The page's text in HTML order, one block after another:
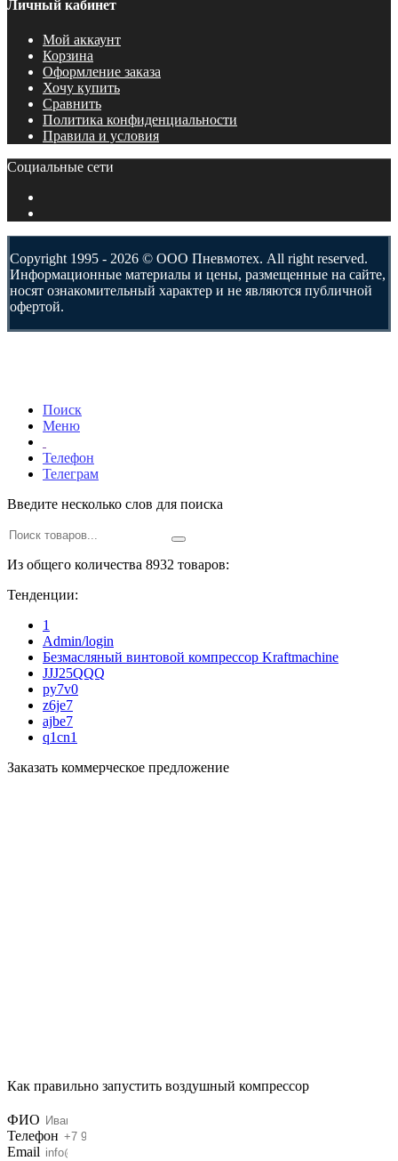
Личный кабинет
Мой аккаунт
Корзина
Оформление заказа
Хочу купить
Сравнить
Политика конфиденциальности
Правила и условия
Социальные сети
Copyright 1995 - 2026 © ООО Пневмотех. All right reserved.
Информационные материалы и цены, размещенные на сайте,
носят ознакомительный характер и не являются публичной
офертой.
Поиск
Меню
Телефон
Телеграм
Введите несколько слов для поиска
Из общего количества 8932 товаров:
Тенденции:
1
Admin/login
Безмасляный винтовой компрессор Kraftmaсhine
JJJ25QQQ
py7v0
z6je7
ajbe7
q1cn1
Заказать коммерческое предложение
Как правильно запустить воздушный компрессор
ФИО
Телефон
Email